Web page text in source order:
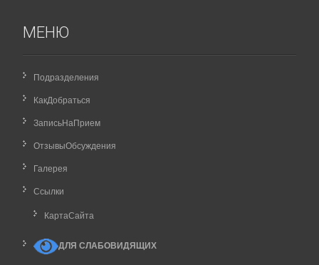
МЕНЮ
Подразделения
КакДобраться
ЗаписьНаПрием
ОтзывыОбсуждения
Галерея
Ссылки
КартаCайта
ДЛЯ СЛАБОВИДЯЩИХ